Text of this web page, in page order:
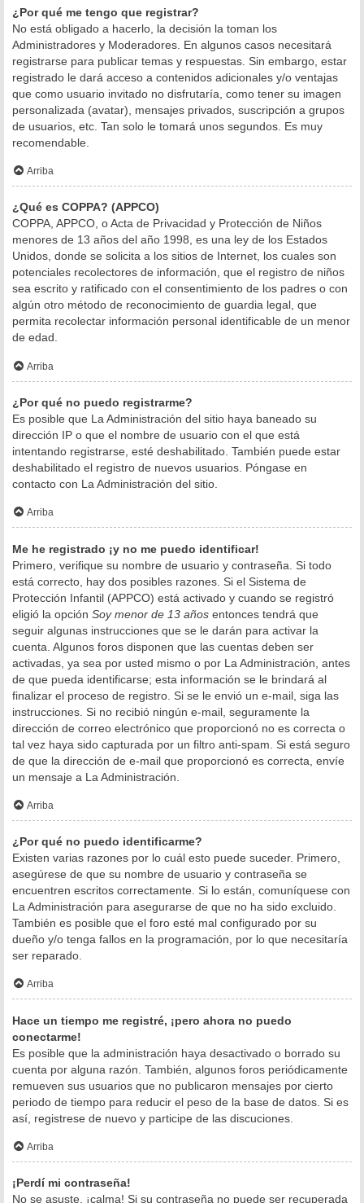
¿Por qué me tengo que registrar?
No está obligado a hacerlo, la decisión la toman los
Administradores y Moderadores. En algunos casos necesitará
registrarse para publicar temas y respuestas. Sin embargo, estar
registrado le dará acceso a contenidos adicionales y/o ventajas
que como usuario invitado no disfrutaría, como tener su imagen
personalizada (avatar), mensajes privados, suscripción a grupos
de usuarios, etc. Tan solo le tomará unos segundos. Es muy
recomendable.
Arriba
¿Qué es COPPA? (APPCO)
COPPA, APPCO, o Acta de Privacidad y Protección de Niños
menores de 13 años del año 1998, es una ley de los Estados
Unidos, donde se solicita a los sitios de Internet, los cuales son
potenciales recolectores de información, que el registro de niños
sea escrito y ratificado con el consentimiento de los padres o con
algún otro método de reconocimiento de guardia legal, que
permita recolectar información personal identificable de un menor
de edad.
Arriba
¿Por qué no puedo registrarme?
Es posible que La Administración del sitio haya baneado su
dirección IP o que el nombre de usuario con el que está
intentando registrarse, esté deshabilitado. También puede estar
deshabilitado el registro de nuevos usuarios. Póngase en
contacto con La Administración del sitio.
Arriba
Me he registrado ¡y no me puedo identificar!
Primero, verifique su nombre de usuario y contraseña. Si todo
está correcto, hay dos posibles razones. Si el Sistema de
Protección Infantil (APPCO) está activado y cuando se registró
eligió la opción Soy menor de 13 años entonces tendrá que
seguir algunas instrucciones que se le darán para activar la
cuenta. Algunos foros disponen que las cuentas deben ser
activadas, ya sea por usted mismo o por La Administración, antes
de que pueda identificarse; esta información se le brindará al
finalizar el proceso de registro. Si se le envió un e-mail, siga las
instrucciones. Si no recibió ningún e-mail, seguramente la
dirección de correo electrónico que proporcionó no es correcta o
tal vez haya sido capturada por un filtro anti-spam. Si está seguro
de que la dirección de e-mail que proporcionó es correcta, envíe
un mensaje a La Administración.
Arriba
¿Por qué no puedo identificarme?
Existen varias razones por lo cuál esto puede suceder. Primero,
asegúrese de que su nombre de usuario y contraseña se
encuentren escritos correctamente. Si lo están, comuníquese con
La Administración para asegurarse de que no ha sido excluido.
También es posible que el foro esté mal configurado por su
dueño y/o tenga fallos en la programación, por lo que necesitaría
ser reparado.
Arriba
Hace un tiempo me registré, ¡pero ahora no puedo
conectarme!
Es posible que la administración haya desactivado o borrado su
cuenta por alguna razón. También, algunos foros periódicamente
remueven sus usuarios que no publicaron mensajes por cierto
periodo de tiempo para reducir el peso de la base de datos. Si es
así, registrese de nuevo y participe de las discuciones.
Arriba
¡Perdí mi contraseña!
No se asuste, ¡calma! Si su contraseña no puede ser recuperada